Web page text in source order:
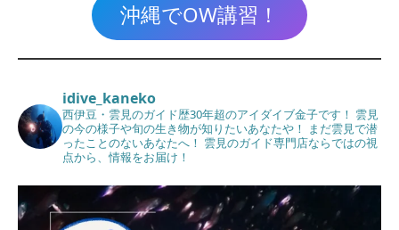
沖縄でOW講習！
idive_kaneko
西伊豆・雲見のガイド歴30年超のアイダイブ金子です！ 雲見
の今の様子や旬の生き物が知りたいあなたや！ まだ雲見で潜
ったことのないあなたへ！ 雲見のガイド専門店ならではの視
点から、情報をお届け！